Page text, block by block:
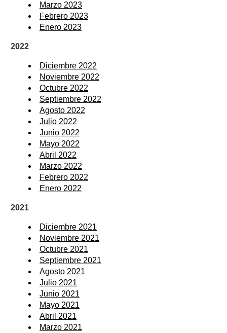
Marzo 2023
Febrero 2023
Enero 2023
2022
Diciembre 2022
Noviembre 2022
Octubre 2022
Septiembre 2022
Agosto 2022
Julio 2022
Junio 2022
Mayo 2022
Abril 2022
Marzo 2022
Febrero 2022
Enero 2022
2021
Diciembre 2021
Noviembre 2021
Octubre 2021
Septiembre 2021
Agosto 2021
Julio 2021
Junio 2021
Mayo 2021
Abril 2021
Marzo 2021